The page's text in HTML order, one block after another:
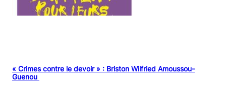
« Crimes contre le devoir » : Briston Wilfried Amoussou-
Guenou